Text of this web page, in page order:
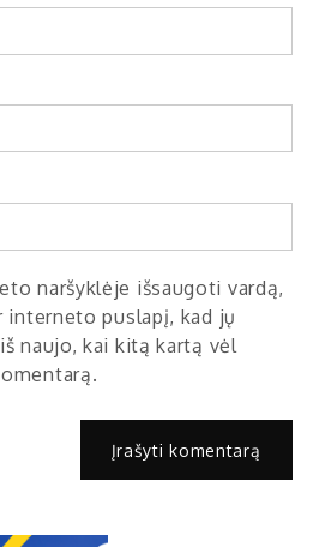
naršyklėje išsaugoti vardą,
interneto puslapį, kad jų
naujo, kai kitą kartą vėl